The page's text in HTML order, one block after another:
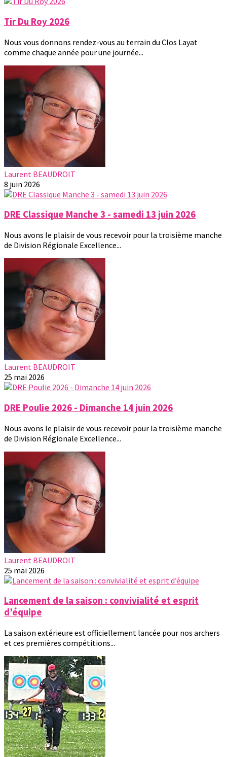
Tir Du Roy 2026
Nous vous donnons rendez-vous au terrain du Clos Layat
comme chaque année pour une journée...
Laurent BEAUDROIT
8 juin 2026
DRE Classique Manche 3 - samedi 13 juin 2026
Nous avons le plaisir de vous recevoir pour la troisième manche
de Division Régionale Excellence...
Laurent BEAUDROIT
25 mai 2026
DRE Poulie 2026 - Dimanche 14 juin 2026
Nous avons le plaisir de vous recevoir pour la troisième manche
de Division Régionale Excellence...
Laurent BEAUDROIT
25 mai 2026
Lancement de la saison : convivialité et esprit
d’équipe
La saison extérieure est officiellement lancée pour nos archers
et ces premières compétitions...